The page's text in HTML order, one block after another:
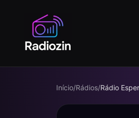
Início/Rádios/Rádio